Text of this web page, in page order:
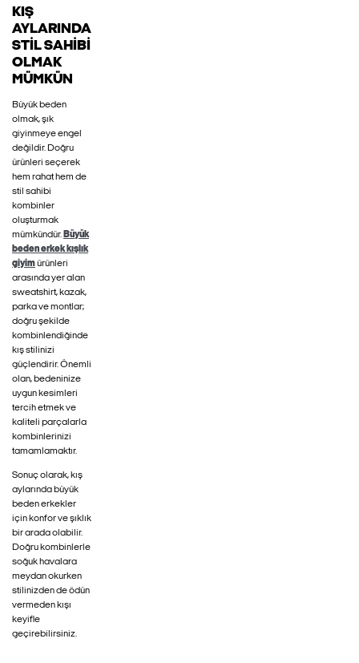
KIŞ
AYLARINDA
STIL SAHIBI
OLMAK
MÜMKÜN
Büyük beden
olmak, şık
giyinmeye engel
değildir. Doğru
ürünleri seçerek
hem rahat hem de
stil sahibi
kombinler
oluşturmak
mümkündür. Büyük
beden erkek kışlık
giyimürünleri
arasında yer alan
sweatshirt, kazak,
parka ve montlar;
doğru şekilde
kombinlendiğinde
kış stilinizi
güçlendirir. Önemli
olan, bedeninize
uygun kesimleri
tercih etmek ve
kaliteli parçalarla
kombinlerinizi
tamamlamaktır.
Sonuç olarak, kış
aylarında büyük
beden erkekler
için konfor ve şıklık
bir arada olabilir.
Doğru kombinlerle
soğuk havalara
meydan okurken
stilinizden de ödün
vermeden kışı
keyifle
geçirebilirsiniz.